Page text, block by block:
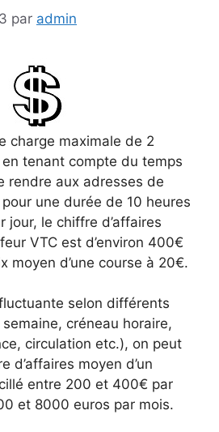
par admin
charge maximale de 2
tenant compte du temps
rendre aux adresses de
une durée de 10 heures
jour, le chiffre d’affaires
VTC est d’environ 400€
moyen d’une course à 20€.
selon différents
créneau horaire,
circulation etc.), on peut
d’affaires moyen d’un
entre 200 et 400€ par
et 8000 euros par mois.